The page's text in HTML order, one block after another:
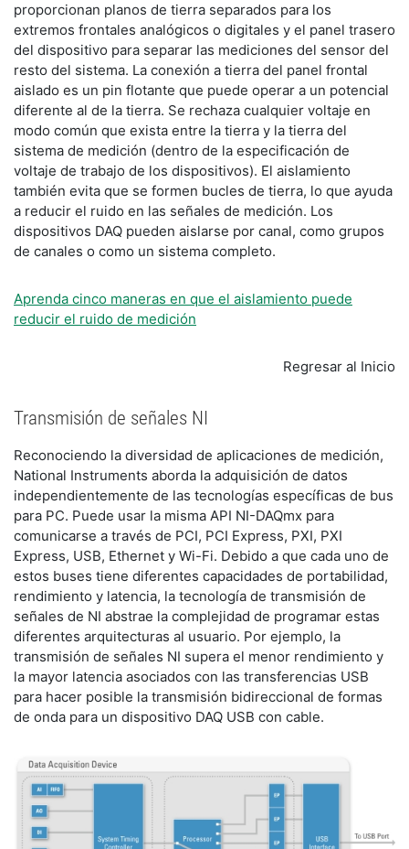
proporcionan planos de tierra separados para los
extremos frontales analógicos o digitales y el panel trasero
del dispositivo para separar las mediciones del sensor del
resto del sistema. La conexión a tierra del panel frontal
aislado es un pin flotante que puede operar a un potencial
diferente al de la tierra. Se rechaza cualquier voltaje en
modo común que exista entre la tierra y la tierra del
sistema de medición (dentro de la especificación de
voltaje de trabajo de los dispositivos). El aislamiento
también evita que se formen bucles de tierra, lo que ayuda
a reducir el ruido en las señales de medición. Los
dispositivos DAQ pueden aislarse por canal, como grupos
de canales o como un sistema completo.
Aprenda cinco maneras en que el aislamiento puede
reducir el ruido de medición
Regresar al Inicio
Transmisión de señales NI
Reconociendo la diversidad de aplicaciones de medición,
National Instruments aborda la adquisición de datos
independientemente de las tecnologías específicas de bus
para PC. Puede usar la misma API NI-DAQmx para
comunicarse a través de PCI, PCI Express, PXI, PXI
Express, USB, Ethernet y Wi-Fi. Debido a que cada uno de
estos buses tiene diferentes capacidades de portabilidad,
rendimiento y latencia, la tecnología de transmisión de
señales de NI abstrae la complejidad de programar estas
diferentes arquitecturas al usuario. Por ejemplo, la
transmisión de señales NI supera el menor rendimiento y
la mayor latencia asociados con las transferencias USB
para hacer posible la transmisión bidireccional de formas
de onda para un dispositivo DAQ USB con cable.